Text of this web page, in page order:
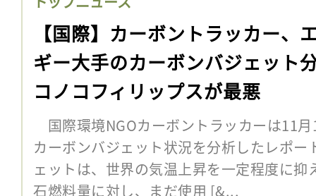
【国際】カーボントラッカー、
ギー大手のカーボンバジェット
コノコフィリップスが最悪
国際環境NGOカーボントラッカーは11
カーボンバジェット状況を分析したレポ
ェットは、世界の気温上昇を一定程度に
石燃料量に対し、まだ使用 [&...